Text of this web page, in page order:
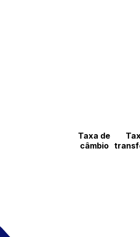
Taxa de
câmbio